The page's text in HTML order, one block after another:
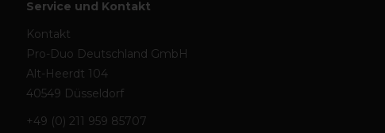
Service und Kontakt
Kontakt
Pro-Duo Deutschland GmbH
Alt-Heerdt 104
40549 Düsseldorf
+49 (0) 211 959 85707